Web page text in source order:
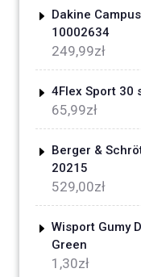
Dakine
10002634
249,99zł
4Flex Sport 30
65,99zł
Berger &
20215
529,00zł
Wisport Gumy
Green
1,30zł